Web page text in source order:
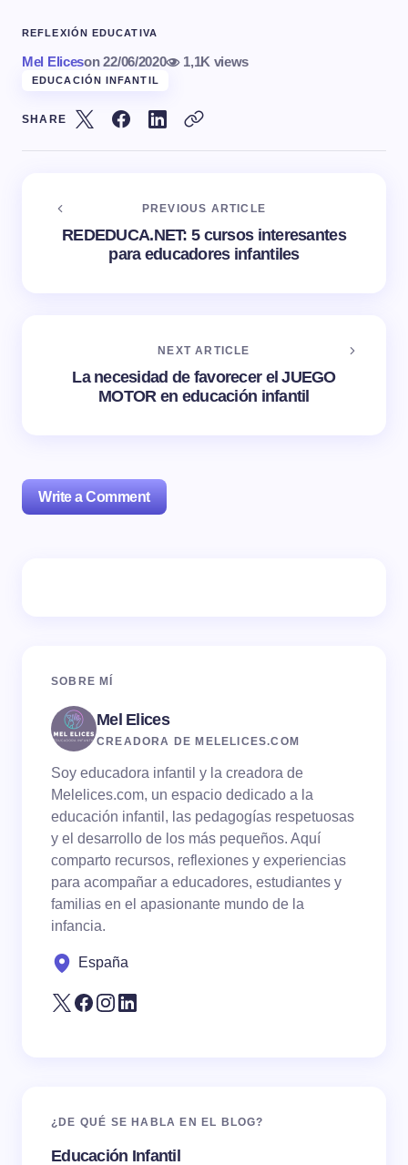
REFLEXIÓN EDUCATIVA
Mel Eliceson 22/06/2020 1,1K views
EDUCACIÓN INFANTIL
SHARE
PREVIOUS ARTICLE
REDEDUCA.NET: 5 cursos interesantes
para educadores infantiles
NEXT ARTICLE
La necesidad de favorecer el JUEGO
MOTOR en educación infantil
Write a Comment
Your Comment *
Email *
Save my name and email in this browser for the
SOBRE MÍ
Mel Elices
CREADORA DE MELELICES.COM
Soy educadora infantil y la creadora de
Melelices.com, un espacio dedicado a la
educación infantil, las pedagogías respetuosas
y el desarrollo de los más pequeños. Aquí
comparto recursos, reflexiones y experiencias
para acompañar a educadores, estudiantes y
familias en el apasionante mundo de la
infancia.
España
¿DE QUÉ SE HABLA EN EL BLOG?
Educación Infantil